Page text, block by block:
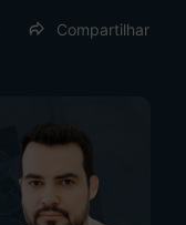
Compartilhar